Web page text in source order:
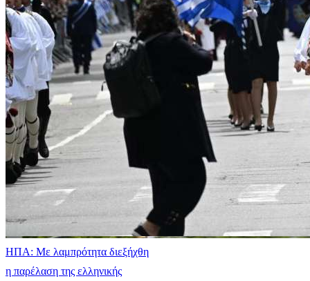
ΗΠΑ: Με λαμπρότητα διεξήχθη
η παρέλαση της ελληνικής